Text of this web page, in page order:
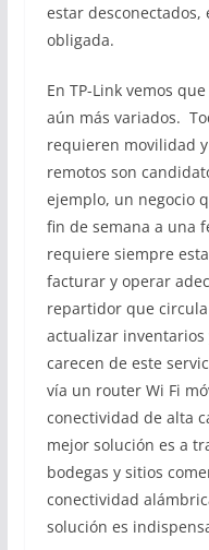
estar desconectados,
obligada.
En TP-Link vemos
aún más variados.
requieren movilidad
remotos son
ejemplo, un negocio
fin de semana a una
requiere siempre
facturar y operar
repartidor que
actualizar
carecen de este
vía un router Wi Fi
conectividad de alta
mejor solución es a
bodegas y sitios
conectividad
solución es